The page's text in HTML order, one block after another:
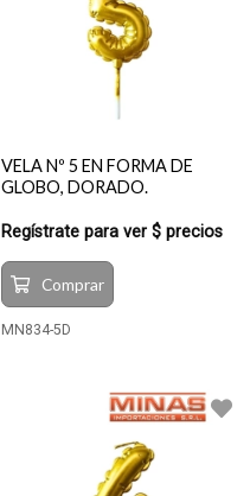
VELA Nº 5 EN FORMA DE
GLOBO, DORADO.
Regístrate para ver $ precios
Comprar
MN834-5D